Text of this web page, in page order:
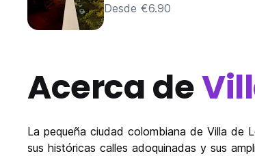
Desde €6.90
Acerca de
La pequeña ciudad colombiana de Villa de
sus históricas calles adoquinadas y sus